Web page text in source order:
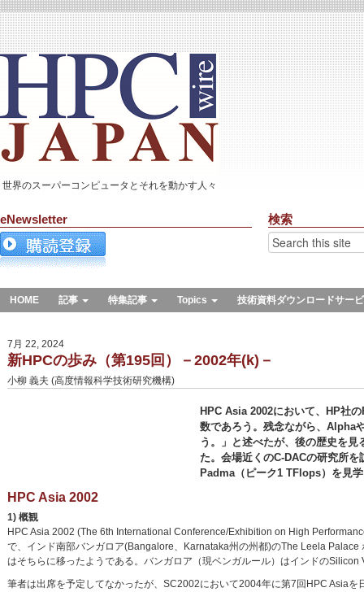
世界のスーパーコンピュータとそれを動かす人々
eNewsletter 検索
HOME 記事 特集記事 Topics 技術資料ダウンロードサー
7月 22, 2024
新HPCの歩み（第195回）－2002年(k)－
小柳 義夫 (高度情報科学技術研究機構)
HPC Asia 2002において、HP社
数であろう。残念ながら、Alpha
う。」と述べたが、後の歴史を
た。会場近くのC-DACの研究所
Padma（ピーク1 TFlops）を見
HPC Asia 2002
1) 概観
HPC Asia 2002 (The 6th International Conference/Exhibition on High
で、インド南部バンガロア(Bangalore、Karnataka州の州都)のThe Leela
はそちらに移ったようである。バンガロア（現ベンガルール）はインドの
筆者は出席を予定してなかったが、SC2002において2004年に第7回HPC Asia